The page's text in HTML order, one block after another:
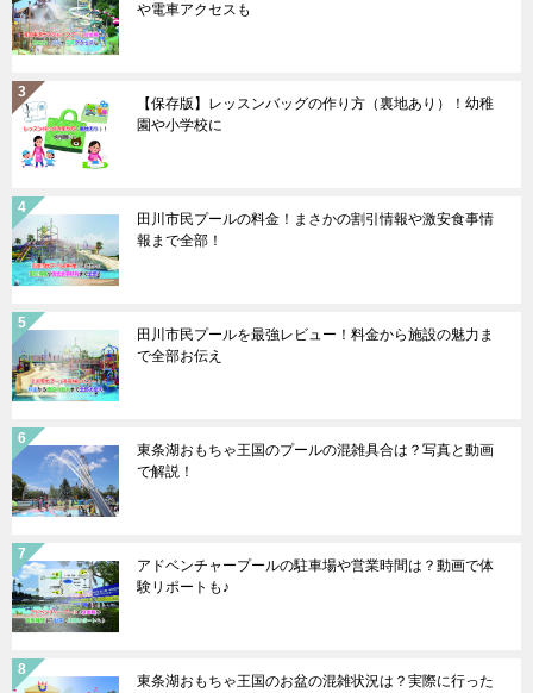
や電車アクセスも
【保存版】レッスンバッグの作り方（裏地あり）！幼稚
園や小学校に
田川市民プールの料金！まさかの割引情報や激安食事情
報まで全部！
田川市民プールを最強レビュー！料金から施設の魅力ま
で全部お伝え
東条湖おもちゃ王国のプールの混雑具合は？写真と動画
で解説！
アドベンチャープールの駐車場や営業時間は？動画で体
験リポートも♪
東条湖おもちゃ王国のお盆の混雑状況は？実際に行った